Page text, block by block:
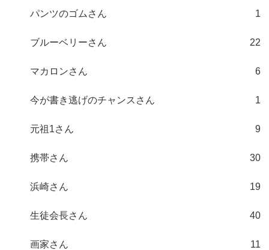
パンツのゴムさん 1
ブルーベリーさん 22
マカロンさん 6
今が書き逃げのチャンスさん 1
元祖1さん 9
携帯さん 30
浜崎さん 19
生徒会長さん 40
画家さん 11